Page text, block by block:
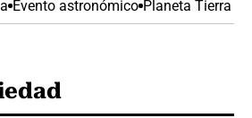
Evento astronómico Planeta Tierra